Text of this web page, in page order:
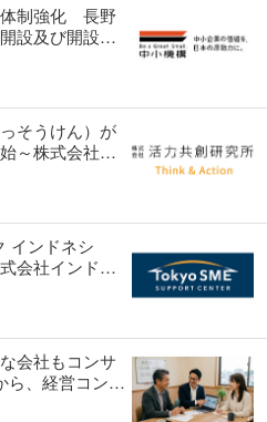
体制強化 長野
設及び開設記
そうけん）が
～株式会社類
の深層を掴
を生み出す
ていきます～
インドネシ
会社インドネ
会社もコンサ
ら、経営コンサ
サービスが登